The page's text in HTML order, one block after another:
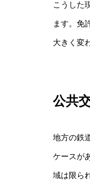
こうした
ます。免
大きく変
公共
地方の鉄
ケースが
域は限ら